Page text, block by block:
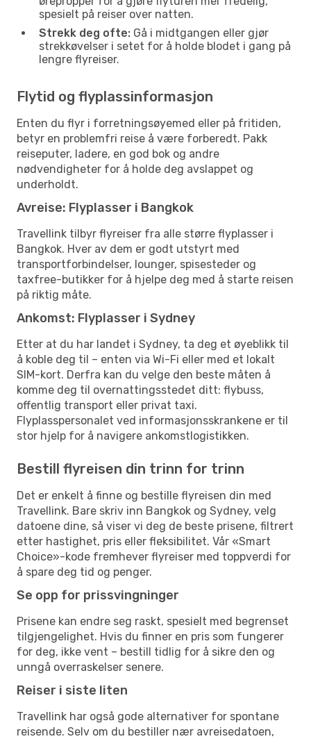
spesielt på reiser over natten.
Strekk deg ofte: Gå i midtgangen eller gjør
strekkøvelser i setet for å holde blodet i gang på
lengre flyreiser.
Flytid og flyplassinformasjon
Enten du flyr i forretningsøyemed eller på fritiden,
betyr en problemfri reise å være forberedt. Pakk
reiseputer, ladere, en god bok og andre
nødvendigheter for å holde deg avslappet og
underholdt.
Avreise: Flyplasser i Bangkok
Travellink tilbyr flyreiser fra alle større flyplasser i
Bangkok. Hver av dem er godt utstyrt med
transportforbindelser, lounger, spisesteder og
taxfree-butikker for å hjelpe deg med å starte reisen
på riktig måte.
Ankomst: Flyplasser i Sydney
Etter at du har landet i Sydney, ta deg et øyeblikk til
å koble deg til – enten via Wi-Fi eller med et lokalt
SIM-kort. Derfra kan du velge den beste måten å
komme deg til overnattingsstedet ditt: flybuss,
offentlig transport eller privat taxi.
Flyplasspersonalet ved informasjonsskrankene er til
stor hjelp for å navigere ankomstlogistikken.
Bestill flyreisen din trinn for trinn
Det er enkelt å finne og bestille flyreisen din med
Travellink. Bare skriv inn Bangkok og Sydney, velg
datoene dine, så viser vi deg de beste prisene, filtrert
etter hastighet, pris eller fleksibilitet. Vår «Smart
Choice»-kode fremhever flyreiser med toppverdi for
å spare deg tid og penger.
Se opp for prissvingninger
Prisene kan endre seg raskt, spesielt med begrenset
tilgjengelighet. Hvis du finner en pris som fungerer
for deg, ikke vent – bestill tidlig for å sikre den og
unngå overraskelser senere.
Reiser i siste liten
Travellink har også gode alternativer for spontane
reisende. Selv om du bestiller nær avreisedatoen,